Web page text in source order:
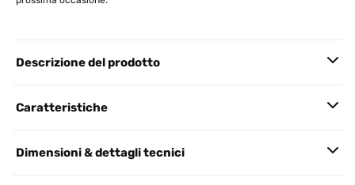
Descrizione del prodotto
Caratteristiche
Dimensioni & dettagli tecnici